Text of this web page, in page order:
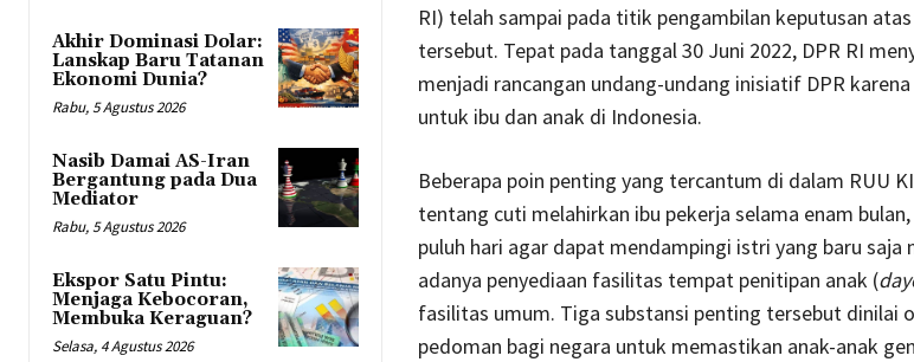
Akhir Dominasi Dolar:
Lanskap Baru Tatanan
Ekonomi Dunia?
Rabu, 5 Agustus 2026
Nasib Damai AS-Iran
Bergantung pada Dua
Mediator
Rabu, 5 Agustus 2026
Ekspor Satu Pintu:
Menjaga Kebocoran,
Membuka Keraguan?
Selasa, 4 Agustus 2026
RI) telah sampai pada titik pengambilan keputusan
tersebut. Tepat pada tanggal 30 Juni 2022, DPR RI
menjadi rancangan undang-undang inisiatif DPR
untuk ibu dan anak di Indonesia.
Beberapa poin penting yang tercantum di dalam RUU
tentang cuti melahirkan ibu pekerja selama enam
puluh hari agar dapat mendampingi istri yang baru saja
adanya penyediaan fasilitas tempat penitipan anak (
fasilitas umum. Tiga substansi penting tersebut dinilai
pedoman bagi negara untuk memastikan anak-anak